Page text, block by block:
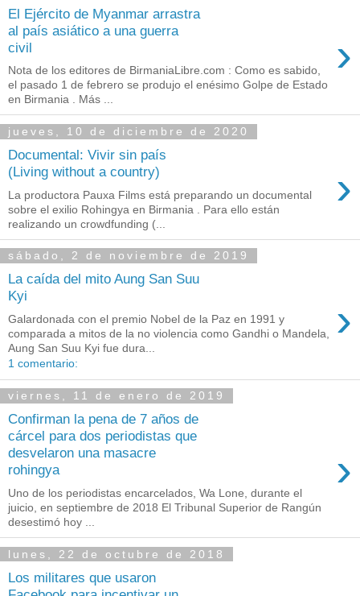
El Ejército de Myanmar arrastra
al país asiático a una guerra
civil
›
Nota de los editores de BirmaniaLibre.com : Como es sabido,
el pasado 1 de febrero se produjo el enésimo Golpe de Estado
en Birmania . Más ...
jueves, 10 de diciembre de 2020
Documental: Vivir sin país
(Living without a country)
›
La productora Pauxa Films está preparando un documental
sobre el exilio Rohingya en Birmania . Para ello están
realizando un crowdfunding (...
sábado, 2 de noviembre de 2019
La caída del mito Aung San Suu
Kyi
›
Galardonada con el premio Nobel de la Paz en 1991 y
comparada a mitos de la no violencia como Gandhi o Mandela,
Aung San Suu Kyi fue dura...
1 comentario:
viernes, 11 de enero de 2019
Confirman la pena de 7 años de
cárcel para dos periodistas que
desvelaron una masacre
rohingya
›
Uno de los periodistas encarcelados, Wa Lone, durante el
juicio, en septiembre de 2018 El Tribunal Superior de Rangún
desestimó hoy ...
lunes, 22 de octubre de 2018
Los militares que usaron